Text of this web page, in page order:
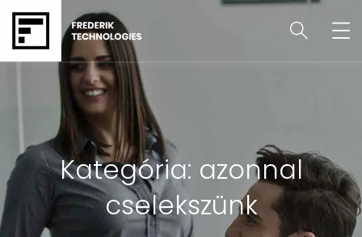
Kategória: azonnal
cselekszünk